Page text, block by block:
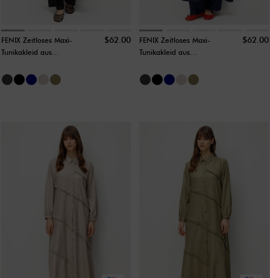
FENIX Zeitloses Maxi-
Tunikakleid aus
paralleler Raffung –
Schwarz
$62.00
FENIX Zeitloses Maxi-
Tunikakleid aus
paralleler Raffung –
Marineblau
$62.00